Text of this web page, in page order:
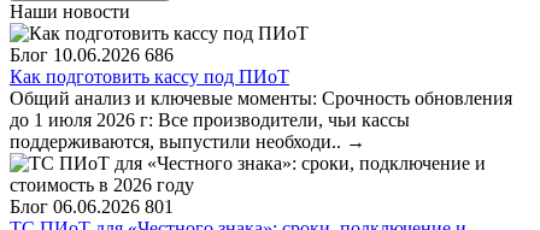
Наши новости
Блог 10.06.2026 686
Как подготовить кассу под ПИоТ
Общий анализ и ключевые моменты: Срочность обновления
до 1 июля 2026 г: Все производители, чьи кассы
поддерживаются, выпустили необходи.. →
Блог 06.06.2026 801